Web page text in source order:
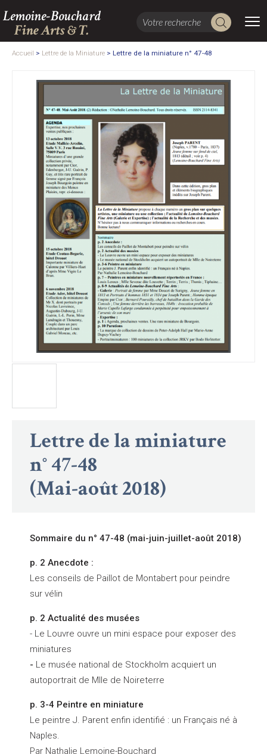
Lemoine-Bouchard
Fine Arts & T.
Accueil > Lettre de la Miniature > Lettre de la miniature n° 47-48
Lettre de la miniature
n° 47-48
(Mai-août 2018)
Sommaire du n° 47-48 (mai-juin-juillet-août 2018)
p. 2 Anecdote :
Les conseils de Paillot de Montabert pour peindre
sur vélin
p. 2 Actualité des musées
- Le Louvre ouvre un mini espace pour exposer des
miniatures
- Le musée national de Stockholm acquiert un
autoportrait de Mlle de Noireterre
p. 3-4 Peintre en miniature
Le peintre J. Parent enfin identifié : un Français né à
Naples.
Par Nathalie Lemoine-Bouchard